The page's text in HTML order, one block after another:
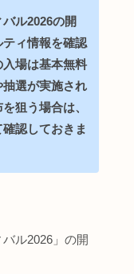
ル2026の開
ィ情報を確認
場は基本無料
選が実施され
狙う場合は、
認しておきま
ル2026」の開